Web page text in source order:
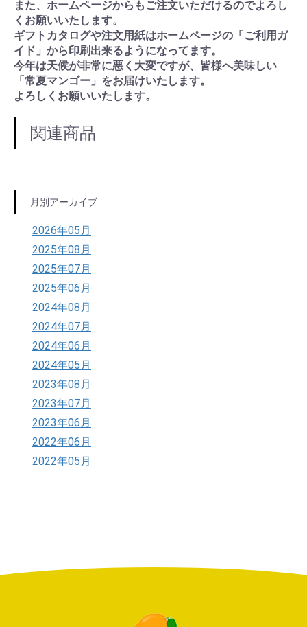
また、ホームページからもご注文いただけるのでよろし
くお願いいたします。
ギフトカタログや注文用紙はホームページの「ご利用ガ
イド」から印刷出来るようになってます。
今年は天候が非常に悪く大変ですが、皆様へ美味しい
「常夏マンゴー」をお届けいたします。
よろしくお願いいたします。
関連商品
月別アーカイブ
2026年05月
2025年08月
2025年07月
2025年06月
2024年08月
2024年07月
2024年06月
2024年05月
2023年08月
2023年07月
2023年06月
2022年06月
2022年05月